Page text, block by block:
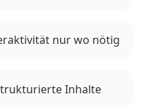
nur wo nötig
Inhalte